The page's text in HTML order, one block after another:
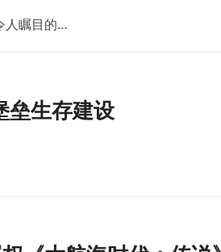
人瞩目的…
垒生存建设